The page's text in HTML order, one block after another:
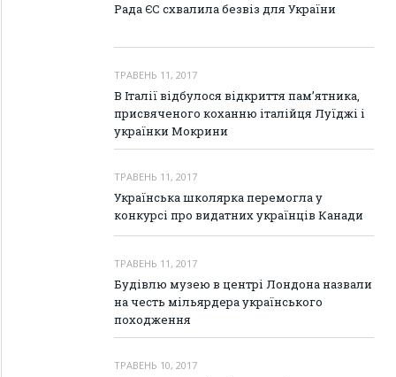
Рада ЄС схвалила безвіз для України
ТРАВЕНЬ 11, 2017
В Італії відбулося відкриття пам’ятника,
присвяченого коханню італійця Луїджі і
українки Мокрини
ТРАВЕНЬ 11, 2017
Українська школярка перемогла у
конкурсі про видатних українців Канади
ТРАВЕНЬ 11, 2017
Будівлю музею в центрі Лондона назвали
на честь мільярдера українського
походження
ТРАВЕНЬ 10, 2017